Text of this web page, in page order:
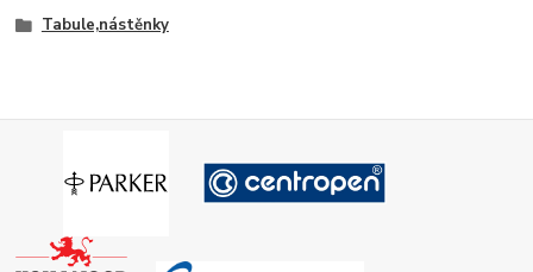
Tabule,nástěnky